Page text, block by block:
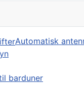
Automatisk
barduner